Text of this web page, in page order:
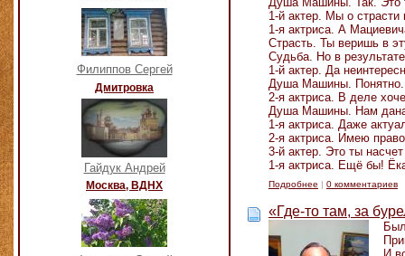
Филиппов Сергей
Дмитровка
Гайдук Андрей
Москва, ВДНХ
1-й актер. Мы о
1-я актриса. А
Страсть. Ты веришь в
Судьба. Но в
1-й актер. Да
Душа Машины. Понятно.
2-я актриса. В деле
Душа Машины. Нам дана
1-я актриса. Даже
2-я актриса. Имею
3-й актер. Это ты
1-я актриса. Ещё бы!
Подробнее | 0 комментариев
«Где-то там, за